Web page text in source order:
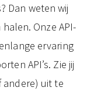
Dan weten wij
Onze API-
ervaring
API’s. Zie jij
andere) uit te